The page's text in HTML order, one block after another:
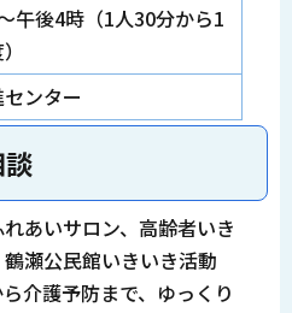
午後4時（1人30分から1
ンター
あいサロン、高齢者いき
瀬公民館いきいき活動
介護予防まで、ゆっくり